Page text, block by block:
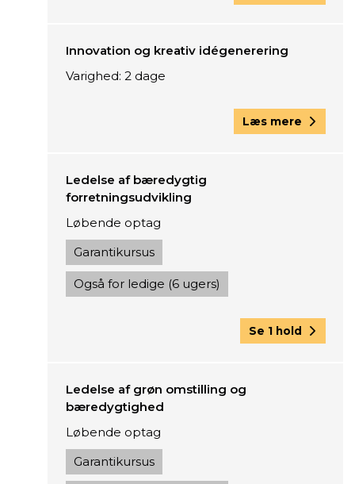
Innovation og kreativ idégenerering
Læs mere
Varighed: 2 dage
Ledelse af bæredygtig
forretningsudvikling
Garantikursus
Også for ledige (6 ugers)
Se 1 hold
Løbende optag
Ledelse af grøn omstilling og
bæredygtighed
Garantikursus
Løbende optag